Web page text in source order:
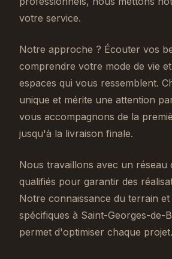
votre service.
Notre approche ? Écouter vos
comprendre votre mode de vie
espaces qui vous ressemblent.
unique et mérite une attention
vous accompagnons de la
jusqu'à la livraison finale.
Nous travaillons avec un réseau
qualifiés pour garantir des
Notre connaissance du terrain
spécifiques à Saint-Georges-de-
permet d'optimiser chaque projet.